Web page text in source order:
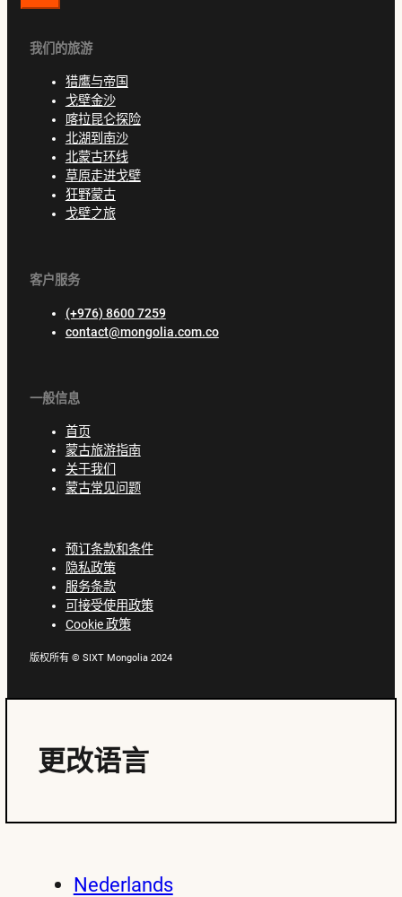
我们的旅游
猎鹰与帝国
戈壁金沙
喀拉昆仑探险
北湖到南沙
北蒙古环线
草原走进戈壁
狂野蒙古
戈壁之旅
客户服务
(+976) 8600 7259
contact@mongolia.com.co
一般信息
首页
蒙古旅游指南
关于我们
蒙古常见问题
预订条款和条件
隐私政策
服务条款
可接受使用政策
Cookie 政策
版权所有 © SIXT Mongolia 2024
更改语言
Nederlands